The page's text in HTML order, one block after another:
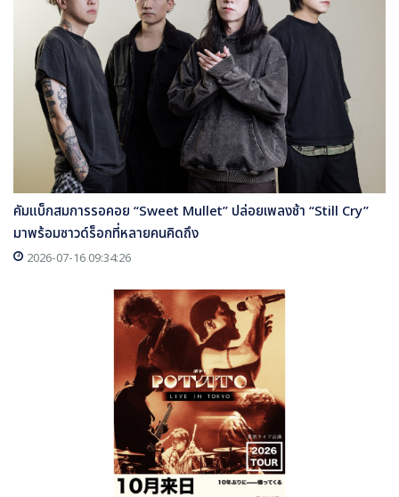
คัมแบ็กสมการรอคอย “Sweet Mullet” ปล่อยเพลงช้า “Still Cry”
มาพร้อมซาวด์ร็อกที่หลายคนคิดถึง
2026-07-16 09:34:26